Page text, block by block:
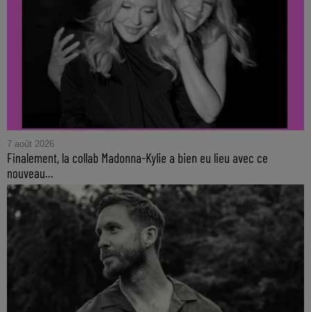
7 août 2026
Finalement, la collab Madonna-Kylie a bien eu lieu avec ce
nouveau...